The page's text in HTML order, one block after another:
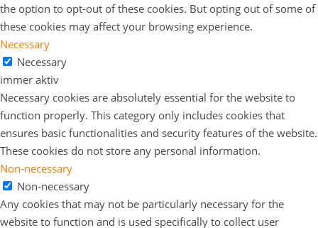
the option to opt-out of these cookies. But opting out of some of
these cookies may affect your browsing experience.
Necessary
Necessary
immer aktiv
Necessary cookies are absolutely essential for the website to
function properly. This category only includes cookies that
ensures basic functionalities and security features of the website.
These cookies do not store any personal information.
Non-necessary
Non-necessary
Any cookies that may not be particularly necessary for the
website to function and is used specifically to collect user